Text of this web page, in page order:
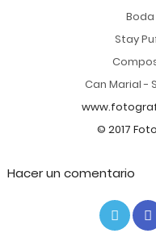
Boda
Stay
Can Marial -
© 2017
Hacer un comentario